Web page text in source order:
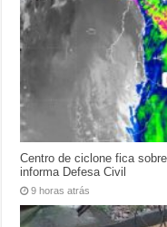
Centro de ciclone fica
informa Defesa Civil
9 horas atrás